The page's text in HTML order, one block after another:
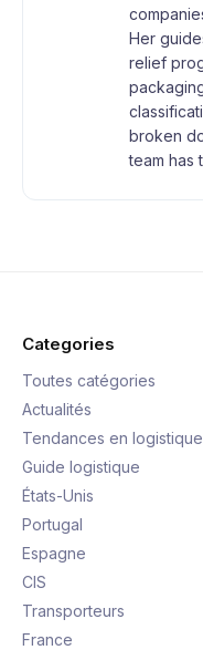
Her
relief
broken
team has
Categories
Toutes catégories
Actualités
Tendances en logistique
Guide logistique
États-Unis
Portugal
Espagne
CIS
Transporteurs
France